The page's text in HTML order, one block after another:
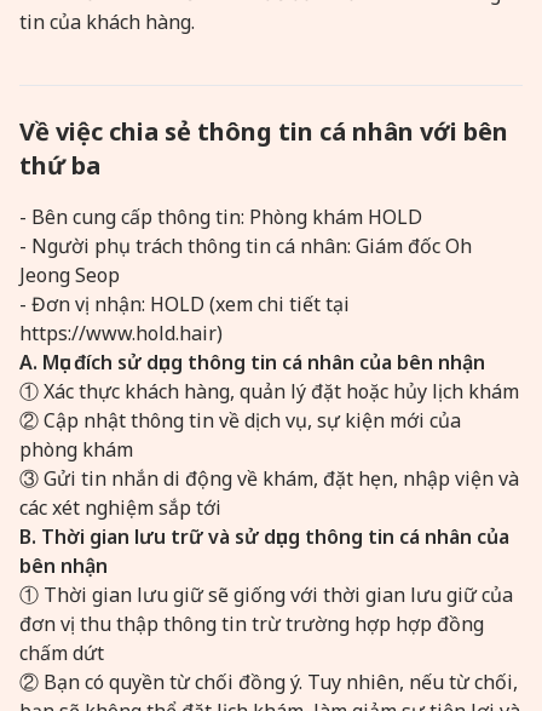
tin của khách hàng.
Về việc chia sẻ thông tin cá nhân với bên
thứ ba
- Bên cung cấp thông tin: Phòng khám HOLD
- Người phụ trách thông tin cá nhân: Giám đốc Oh
Jeong Seop
- Đơn vị nhận: HOLD (xem chi tiết tại
https://www.hold.hair)
A. Mục đích sử dụng thông tin cá nhân của bên nhận
① Xác thực khách hàng, quản lý đặt hoặc hủy lịch khám
② Cập nhật thông tin về dịch vụ, sự kiện mới của
phòng khám
③ Gửi tin nhắn di động về khám, đặt hẹn, nhập viện và
các xét nghiệm sắp tới
B. Thời gian lưu trữ và sử dụng thông tin cá nhân của
bên nhận
① Thời gian lưu giữ sẽ giống với thời gian lưu giữ của
đơn vị thu thập thông tin trừ trường hợp hợp đồng
chấm dứt
② Bạn có quyền từ chối đồng ý. Tuy nhiên, nếu từ chối,